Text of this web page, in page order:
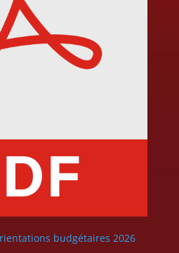
budgétaires 2026